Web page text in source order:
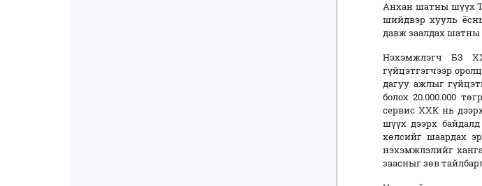
Анхан шатны шүүх
шийдвэр хууль
давж заалдах шатны
Нэхэмжлэгч БЗ
гүйцэтгэгчээр
дагуу ажлыг
болох 20.000.000
сервис ХХК нь
шүүх дээрх
хөлсийг шаардах
нэхэмжлэлийг
заасныг зөв